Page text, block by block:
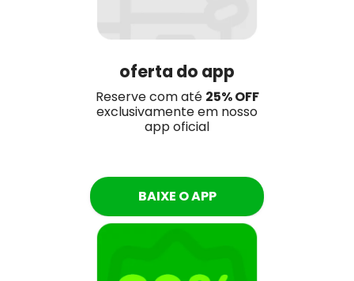
oferta do app
Reserve com até 25% OFF
exclusivamente em nosso
app oficial
BAIXE O APP